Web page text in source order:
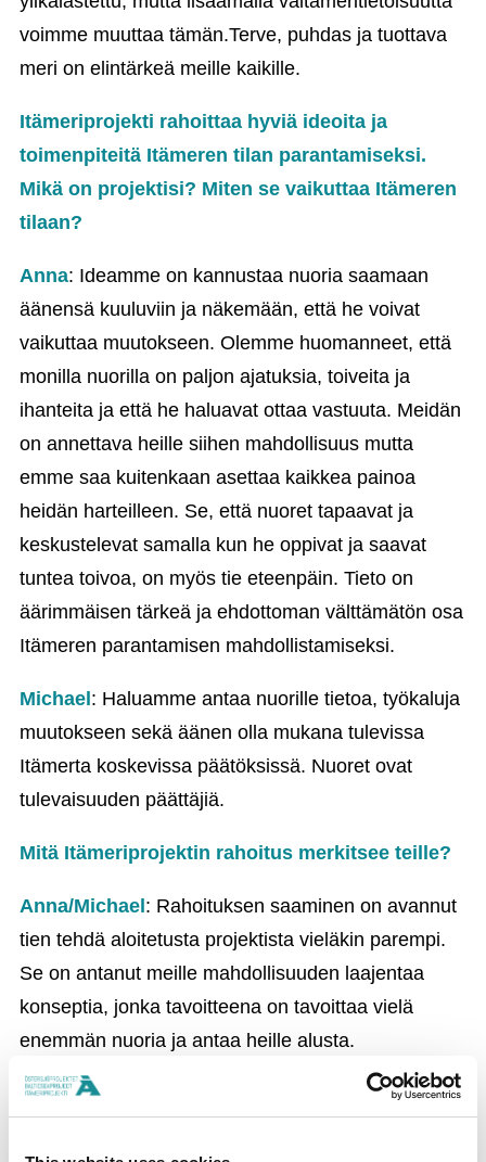
voimme muuttaa tämän.Terve, puhdas ja tuottava
meri on elintärkeä meille kaikille.
Itämeriprojekti rahoittaa hyviä ideoita ja
toimenpiteitä Itämeren tilan parantamiseksi.
Mikä on projektisi? Miten se vaikuttaa Itämeren
tilaan?
Anna: Ideamme on kannustaa nuoria saamaan
äänensä kuuluviin ja näkemään, että he voivat
vaikuttaa muutokseen. Olemme huomanneet, että
monilla nuorilla on paljon ajatuksia, toiveita ja
ihanteita ja että he haluavat ottaa vastuuta. Meidän
on annettava heille siihen mahdollisuus mutta
emme saa kuitenkaan asettaa kaikkea painoa
heidän harteilleen. Se, että nuoret tapaavat ja
keskustelevat samalla kun he oppivat ja saavat
tuntea toivoa, on myös tie eteenpäin. Tieto on
äärimmäisen tärkeä ja ehdottoman välttämätön osa
Itämeren parantamisen mahdollistamiseksi.
Michael : Haluamme antaa nuorille tietoa, työkaluja
muutokseen sekä äänen olla mukana tulevissa
Itämerta koskevissa päätöksissä. Nuoret ovat
tulevaisuuden päättäjiä.
Mitä Itämeriprojektin rahoitus merkitsee teille?
Anna/Michael : Rahoituksen saaminen on avannut
tien tehdä aloitetusta projektista vieläkin parempi.
Se on antanut meille mahdollisuuden laajentaa
konseptia, jonka tavoitteena on tavoittaa vielä
enemmän nuoria ja antaa heille alusta.
Oletteko tutustuneet muihin Itämeriprojektista